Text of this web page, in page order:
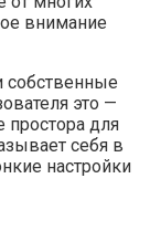
внимание
собственные
это —
для
себя в
настройки